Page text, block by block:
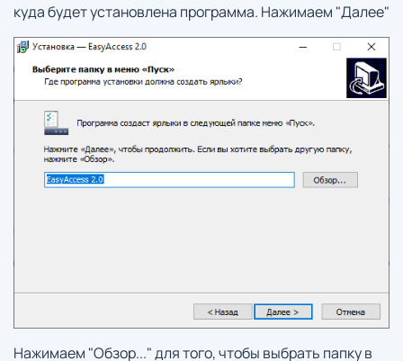
куда будет установлена программа. Нажимаем "Далее"
Нажимаем "Обзор..." для того, чтобы выбрать папку в